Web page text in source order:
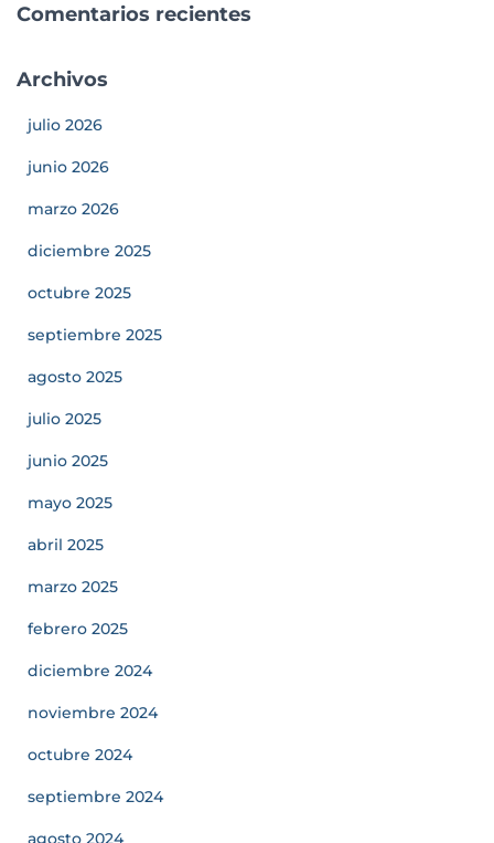
Comentarios recientes
Archivos
julio 2026
junio 2026
marzo 2026
diciembre 2025
octubre 2025
septiembre 2025
agosto 2025
julio 2025
junio 2025
mayo 2025
abril 2025
marzo 2025
febrero 2025
diciembre 2024
noviembre 2024
octubre 2024
septiembre 2024
agosto 2024